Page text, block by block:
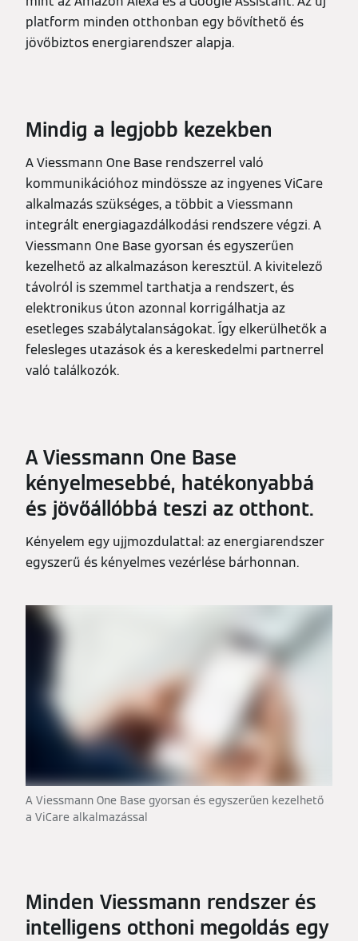
platform minden otthonban egy bővíthető és
jövőbiztos energiarendszer alapja.
Mindig a legjobb kezekben
A Viessmann One Base rendszerrel való
kommunikációhoz mindössze az ingyenes ViCare
alkalmazás szükséges, a többit a Viessmann
integrált energiagazdálkodási rendszere végzi. A
Viessmann One Base gyorsan és egyszerűen
kezelhető az alkalmazáson keresztül. A kivitelező
távolról is szemmel tarthatja a rendszert, és
elektronikus úton azonnal korrigálhatja az
esetleges szabálytalanságokat. Így elkerülhetők a
felesleges utazások és a kereskedelmi partnerrel
való találkozók.
A Viessmann One Base
kényelmesebbé, hatékonyabbá
és jövőállóbbá teszi az otthont.
Kényelem egy ujjmozdulattal: az energiarendszer
egyszerű és kényelmes vezérlése bárhonnan.
A Viessmann One Base gyorsan és egyszerűen kezelhető
a ViCare alkalmazással
Minden Viessmann rendszer és
intelligens otthoni megoldás egy